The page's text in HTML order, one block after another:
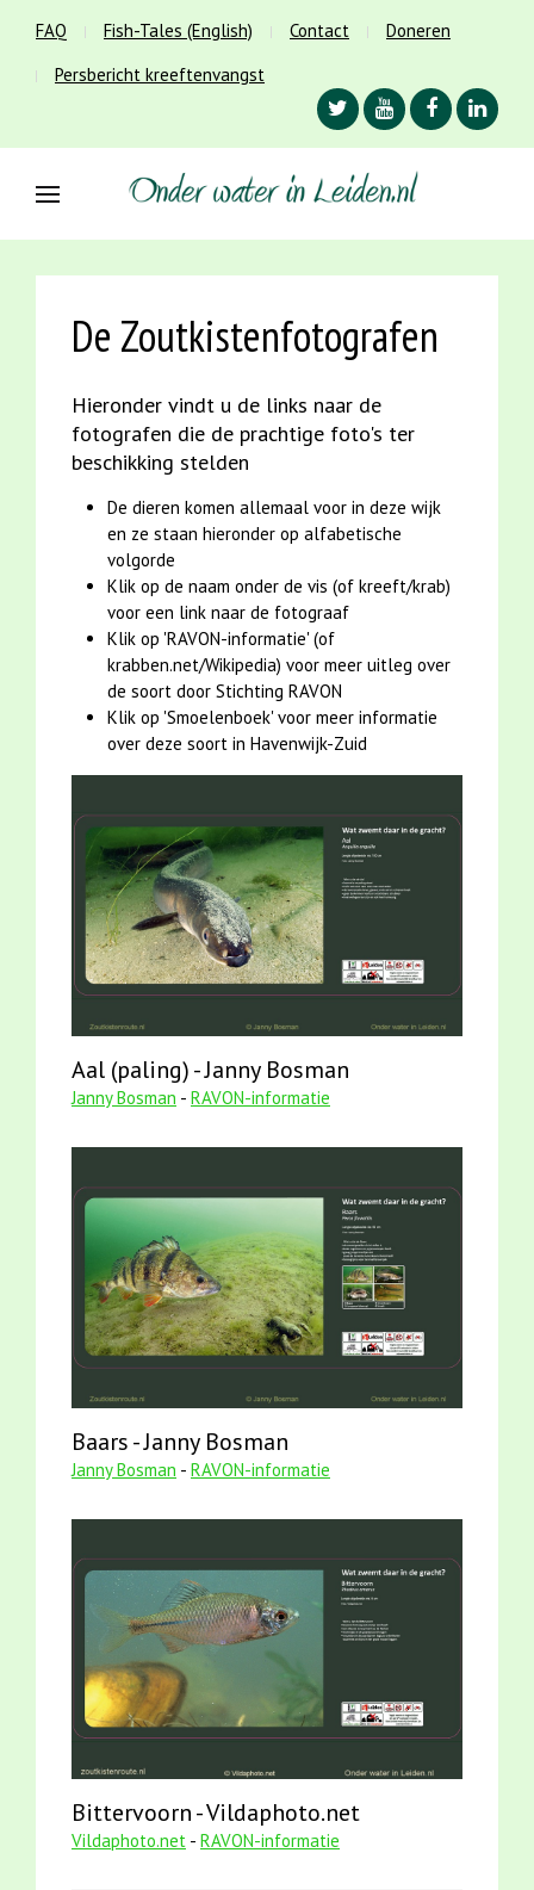
FAQ Fish-Tales (English) Contact
Doneren
Persbericht kreeftenvangst
De Zoutkistenfotografen
Hieronder vindt u de links naar de
fotografen die de prachtige foto's ter
beschikking stelden
De dieren komen allemaal voor in deze wijk
en ze staan hieronder op alfabetische
volgorde
Klik op de naam onder de vis (of kreeft/krab)
voor een link naar de fotograaf
Klik op 'RAVON-informatie' (of
krabben.net/Wikipedia) voor meer uitleg over
de soort door Stichting RAVON
Klik op 'Smoelenboek' voor meer informatie
over deze soort in Havenwijk-Zuid
Aal (paling) - Janny Bosman
Janny Bosman - RAVON-informatie
Baars - Janny Bosman
Janny Bosman - RAVON-informatie
Bittervoorn - Vildaphoto.net
Vildaphoto.net - RAVON-informatie